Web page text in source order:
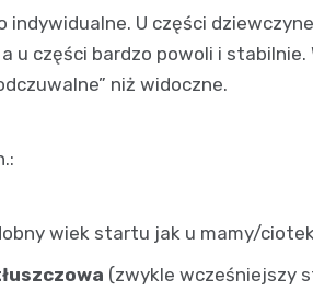
U części
u części bardzo powoli i stabilnie.
niż widoczne.
wiek startu jak u mamy/
(zwykle wcześniejszy